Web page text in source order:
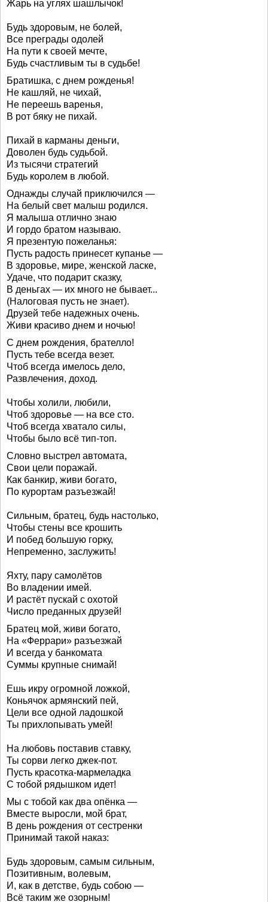
Жарь на углях шашлычок!
Будь здоровым, не болей,
Все преграды одолей
На пути к своей мечте,
Будь счастливым ты в судьбе!
Братишка, с днем рожденья!
Не кашляй, не чихай,
Не переешь варенья,
В рот бяку не пихай.
Пихай в карманы деньги,
Доволен будь судьбой.
Из тысячи стратегий
Будь королем в любой.
Однажды случай приключился —
На белый свет малыш родился.
Я малыша отлично знаю
И гордо братом называю.
Я презентую пожеланья:
Пусть радость принесет купанье —
В здоровье, мире, женской ласке,
Удаче, что подарит сказку,
В деньгах — их много не бывает...
(Налоговая пусть не знает).
Друзей тебе надежных очень.
Живи красиво днем и ночью!
С днем рождения, брателло!
Пусть тебе всегда везет.
Чтоб всегда имелось дело,
Развлечения, доход.
Чтобы холили, любили,
Чтоб здоровье — на все сто.
Чтоб всегда хватало силы,
Чтобы было всё тип-топ.
Словно выстрел автомата,
Свои цели поражай.
Как банкир, живи богато,
По курортам разъезжай!
Сильным, братец, будь настолько,
Чтобы стены все крошить
И побед большую горку,
Непременно, заслужить!
Яхту, пару самолётов
Во владении имей.
И растёт пускай с охотой
Число преданных друзей!
Братец мой, живи богато,
На «Феррари» разъезжай
И всегда у банкомата
Суммы крупные снимай!
Ешь икру огромной ложкой,
Коньячок армянский пей,
Цели все одной ладошкой
Ты прихлопывать умей!
На любовь поставив ставку,
Ты сорви легко джек-пот.
Пусть красотка-мармеладка
С тобой рядышком идет!
Мы с тобой как два опёнка —
Вместе выросли, мой брат,
В день рождения от сестренки
Принимай такой наказ:
Будь здоровым, самым сильным,
Позитивным, волевым,
И, как в детстве, будь собою —
Всё таким же озорным!